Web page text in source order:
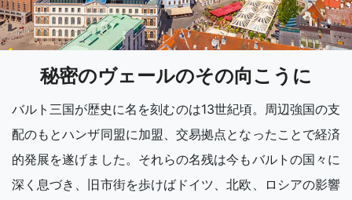
秘密のヴェールのその向こうに
バルト三国が歴史に名を刻むのは13世紀頃。周辺強国の支
配のもとハンザ同盟に加盟、交易拠点となったことで経済
的発展を遂げました。それらの名残は今もバルトの国々に
深く息づき、旧市街を歩けばドイツ、北欧、ロシアの影響